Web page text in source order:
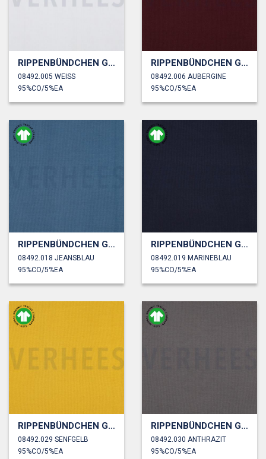
RIPPENBÜNDCHEN GOTS
08492.005 WEISS
95%CO/5%EA
RIPPENBÜNDCHEN GOTS
08492.006 AUBERGINE
95%CO/5%EA
RIPPENBÜNDCHEN GOTS
08492.018 JEANSBLAU
95%CO/5%EA
RIPPENBÜNDCHEN GOTS
08492.019 MARINEBLAU
95%CO/5%EA
RIPPENBÜNDCHEN GOTS
08492.029 SENFGELB
95%CO/5%EA
RIPPENBÜNDCHEN GOTS
08492.030 ANTHRAZIT
95%CO/5%EA